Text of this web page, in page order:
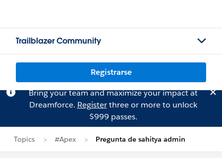
Trailblazer Community
Registrarse
Bring your team and maximize your impact at
Dreamforce. Registerthree or more to unlock
$999 passes.
Topics #Apex Pregunta de sahitya admin